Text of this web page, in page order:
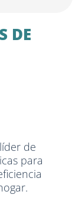
DE
de
para